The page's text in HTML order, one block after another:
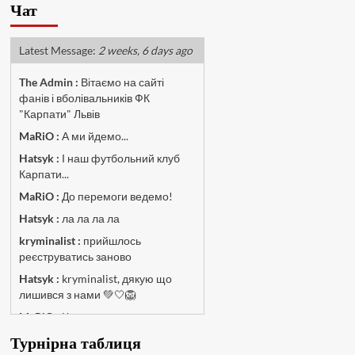
Чат
Latest Message: 2 weeks, 6 days ago
The Admin: Вітаємо на сайті
фанів і вболівальників ФК
"Карпати" Львів
MaRiO : А ми йдемо...
Hatsyk : І наш футбольний клуб
Карпати...
MaRiO : До перемоги ведемо!
Hatsyk : ла ла ла ла
kryminalist : прийшлось
реєструватись заново
Hatsyk : kryminalist, дякую що
лишився з нами 💚🤍🦁
MaRiO :Чат потрохи оживає, то
Турнірна таблиця